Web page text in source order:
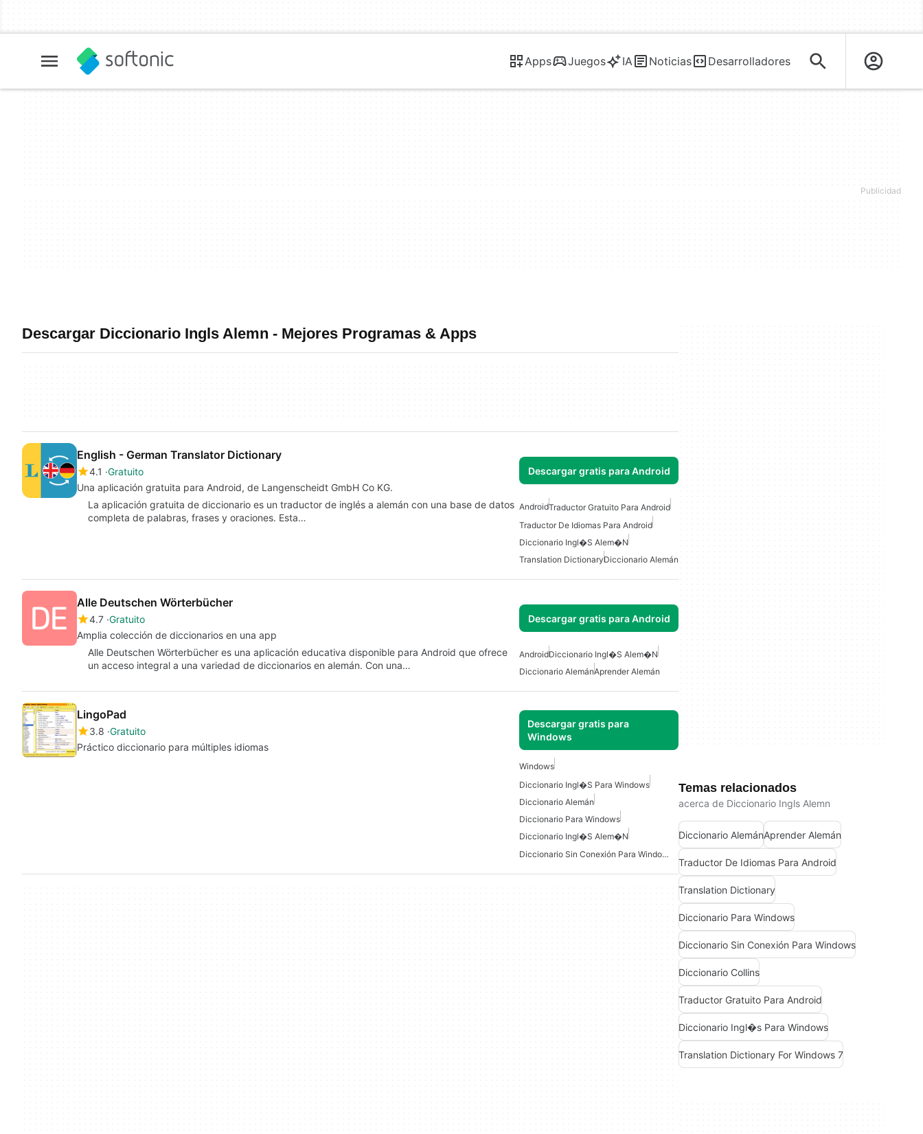
Apps Juegos IA Noticias Desarrolladores
Descargar Diccionario Ingls Alemn - Mejores Programas & Apps
English - German Translator Dictionary
4.1 Gratuito
Una aplicación gratuita para Android, de Langenscheidt GmbH Co KG.
Descargar gratis para Android
La aplicación gratuita de diccionario es un traductor de inglés a alemán con una base de datos
completa de palabras, frases y oraciones. Esta…
AndroidTraductor Gratuito Para Android
Traductor De Idiomas Para Android
Diccionario Ingl�s Alem�n
Translation DictionaryDiccionario Alemán
Alle Deutschen Wörterbücher
4.7 Gratuito
Amplia colección de diccionarios en una app
Descargar gratis para Android
Alle Deutschen Wörterbücher es una aplicación educativa disponible para Android que ofrece
un acceso integral a una variedad de diccionarios en alemán. Con una…
AndroidDiccionario Ingl�s Alem�n
Diccionario AlemánAprender Alemán
LingoPad
3.8 Gratuito
Práctico diccionario para múltiples idiomas
Descargar gratis para
Windows
Windows
Diccionario Ingl�s Para Windows
Diccionario Alemán
Diccionario Para Windows
Diccionario Ingl�s Alem�n
Diccionario Sin Conexión Para Windows
Temas relacionados
acerca de Diccionario Ingls Alemn
Diccionario AlemánAprender Alemán
Traductor De Idiomas Para Android
Translation Dictionary
Diccionario Para Windows
Diccionario Sin Conexión Para Windows
Diccionario Collins
Traductor Gratuito Para Android
Diccionario Ingl�s Para Windows
Translation Dictionary For Windows 7